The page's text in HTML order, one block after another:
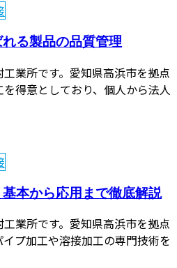
る製品の品質管理
業所です。愛知県高浜市を拠点
得意としており、個人から法人
本から応用まで徹底解説
業所です。愛知県高浜市を拠点
プ加工や溶接加工の専門技術を